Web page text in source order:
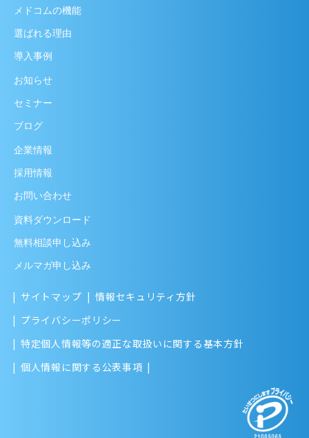
メドコムの機能
選ばれる理由
導入事例
お知らせ
セミナー
ブログ
企業情報
採用情報
お問い合わせ
資料ダウンロード
無料相談申し込み
メルマガ申し込み
サイトマップ
情報セキュリティ方針
プライバシーポリシー
特定個人情報等の適正な取扱いに関する基本方針
個人情報に関する公表事項